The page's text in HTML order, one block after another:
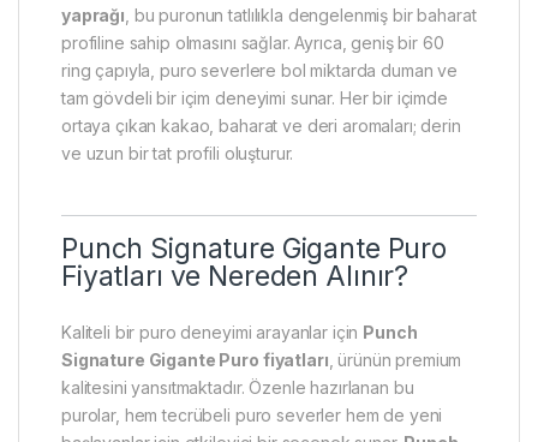
yaprağı, bu puronun tatlılıkla dengelenmiş bir baharat
profiline sahip olmasını sağlar. Ayrıca, geniş bir 60
ring çapıyla, puro severlere bol miktarda duman ve
tam gövdeli bir içim deneyimi sunar. Her bir içimde
ortaya çıkan kakao, baharat ve deri aromaları; derin
ve uzun bir tat profili oluşturur.
Punch Signature Gigante Puro
Fiyatları ve Nereden Alınır?
Kaliteli bir puro deneyimi arayanlar için Punch
Signature Gigante Puro fiyatları, ürünün premium
kalitesini yansıtmaktadır. Özenle hazırlanan bu
purolar, hem tecrübeli puro severler hem de yeni